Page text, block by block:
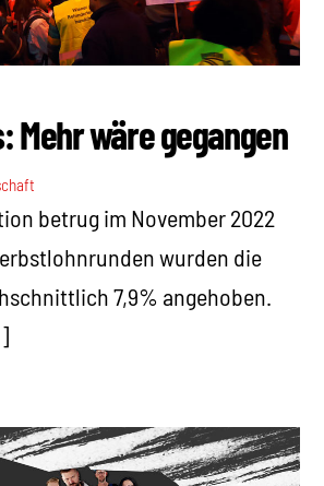
Mehr wäre gegangen
betrug im November 2022
wurden die
7,9% angehoben.